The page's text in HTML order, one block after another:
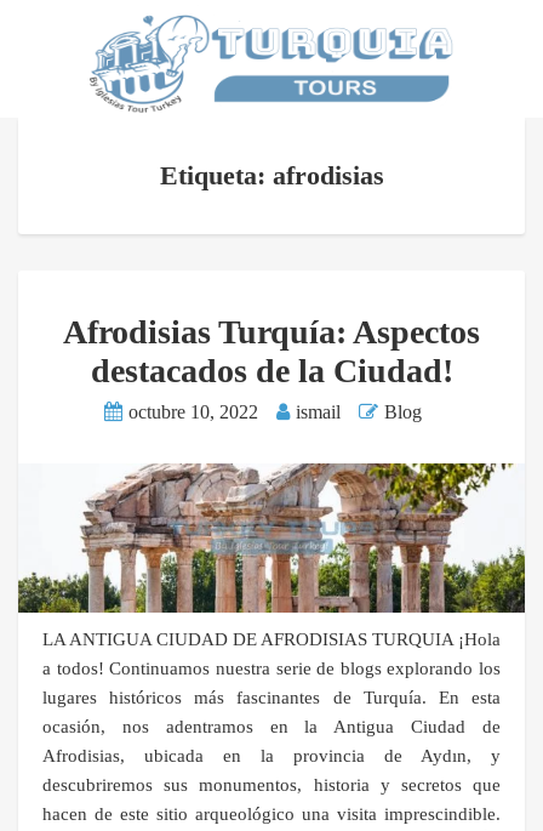
Etiqueta: afrodisias
Afrodisias Turquía: Aspectos
destacados de la Ciudad!
octubre 10, 2022 ismail Blog
LA ANTIGUA CIUDAD DE AFRODISIAS TURQUIA ¡Hola
a todos! Continuamos nuestra serie de blogs explorando los
lugares históricos más fascinantes de Turquía. En esta
ocasión, nos adentramos en la Antigua Ciudad de
Afrodisias, ubicada en la provincia de Aydın, y
descubriremos sus monumentos, historia y secretos que
hacen de este sitio arqueológico una visita imprescindible.